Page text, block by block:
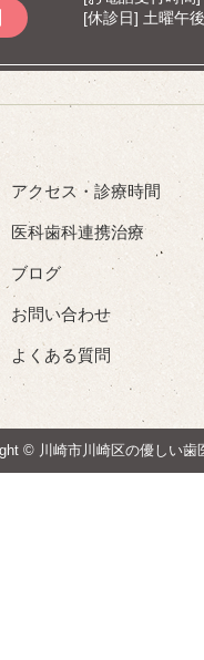
[休診日] 土曜午
アクセス・診療時間
医科歯科連携治療
ブログ
お問い合わせ
よくある質問
© 川崎市川崎区の優しい